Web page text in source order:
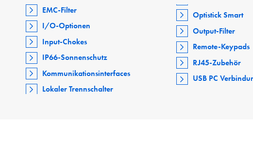
EMC-Filter
I/O-Optionen
Input-Chokes
IP66-Sonnenschutz
Kommunikationsinterfaces
Lokaler Trennschalter
Optistick Smart
Output-Filter
Remote-Keypads
RJ45-Zubehör
USB PC